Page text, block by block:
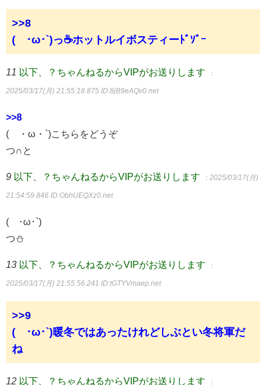
>>8
(´･ω･`)っ☕ホットルイボスティーﾄﾞｿﾞｰ
11 以下、？ちゃんねるからVIPがお送りします ：
2025/03/17(月) 21:55:18.875 ID:8jB9eAQv0.net
>>8
(´・ω・`)こちらをどうぞ
つ∩と
9 以下、？ちゃんねるからVIPがお送りします ：2025/03/17(月)
21:54:59.846 ID:ObhUEQXz0.net
(´･ω･`)
つ⛄
13 以下、？ちゃんねるからVIPがお送りします ：
2025/03/17(月) 21:55:56.241 ID:tGTYVmaep.net
>>9
(´･ω･`)暖冬ではあったけれどしぶとい冬将軍だ
ね
12 以下、？ちゃんねるからVIPがお送りします ：